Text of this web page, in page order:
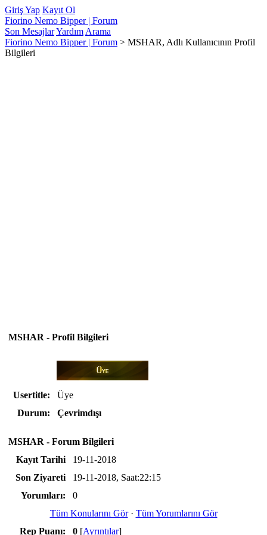
Giriş Yap Kayıt Ol
Fiorino Nemo Bipper | Forum
Son MesajlarYardım Arama
Fiorino Nemo Bipper | Forum > MSHAR, Adlı Kullanıcının Profil
Bilgileri
MSHAR - Profil Bilgileri
Usertitle:
Üye
Durum:
Çevrimdışı
MSHAR - Forum Bilgileri
Kayıt Tarihi
19-11-2018
Son Ziyareti
19-11-2018, Saat:22:15
Yorumları:
0
Tüm Konularını Gör· Tüm Yorumlarını Gör
Rep Puanı:
0 [Ayrıntılar]